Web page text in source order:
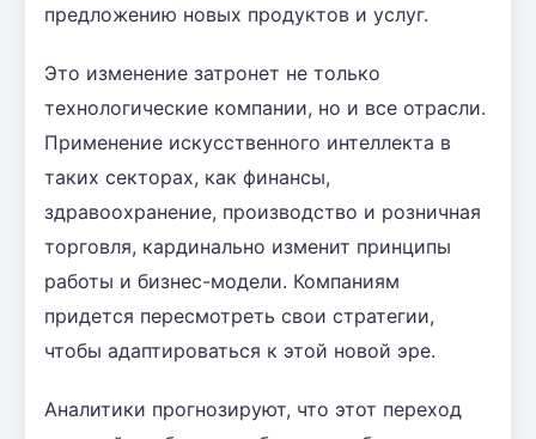
предложению новых продуктов и услуг.
Это изменение затронет не только
технологические компании, но и все отрасли.
Применение искусственного интеллекта в
таких секторах, как финансы,
здравоохранение, производство и розничная
торговля, кардинально изменит принципы
работы и бизнес-модели. Компаниям
придется пересмотреть свои стратегии,
чтобы адаптироваться к этой новой эре.
Аналитики прогнозируют, что этот переход